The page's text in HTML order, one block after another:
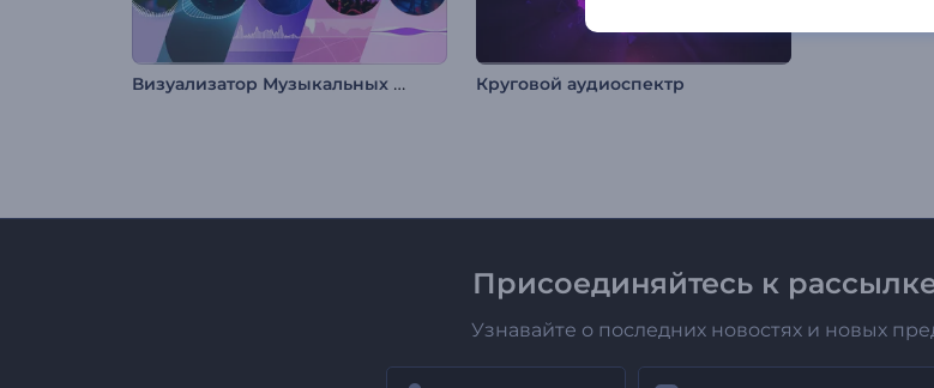
Визуализатор Музыкальных Альбомов Круговой аудиоспектр
Присоединяйтесь к
Узнавайте о последних новостях и новых